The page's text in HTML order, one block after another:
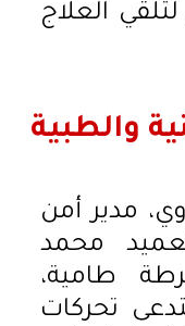
العلاج
والطبية
مدير أمن
محمد
طامية،
تحركات